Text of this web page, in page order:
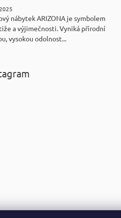
nábytek ARIZONA je symbolem
a výjimečnosti. Vyniká přírodní
vysokou odolnost...